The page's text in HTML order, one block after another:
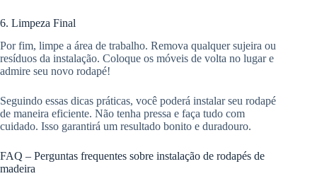
6. Limpeza Final
Por fim, limpe a área de trabalho. Remova qualquer sujeira ou
resíduos da instalação. Coloque os móveis de volta no lugar e
admire seu novo rodapé!
Seguindo essas dicas práticas, você poderá instalar seu rodapé
de maneira eficiente. Não tenha pressa e faça tudo com
cuidado. Isso garantirá um resultado bonito e duradouro.
FAQ – Perguntas frequentes sobre instalação de rodapés de
madeira